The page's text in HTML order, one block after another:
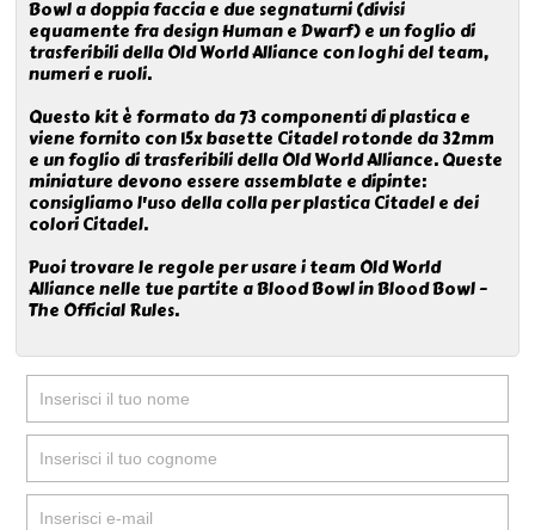
Bowl a doppia faccia e due segnaturni (divisi
equamente fra design Human e Dwarf) e un foglio di
trasferibili della Old World Alliance con loghi del team,
numeri e ruoli.
Questo kit è formato da 73 componenti di plastica e
viene fornito con 15x basette Citadel rotonde da 32mm
e un foglio di trasferibili della Old World Alliance. Queste
miniature devono essere assemblate e dipinte:
consigliamo l'uso della colla per plastica Citadel e dei
colori Citadel.
Puoi trovare le regole per usare i team Old World
Alliance nelle tue partite a Blood Bowl in Blood Bowl –
The Official Rules.